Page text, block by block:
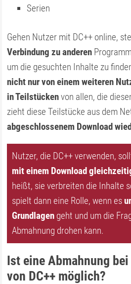
Serien
Gehen Nutzer mit DC++ online,
Verbindung zu anderen
um die gesuchten Inhalte zu
nicht nur von einem weiteren
in Teilstückenvon allen, die
zieht diese Teilstücke aus dem
abgeschlossenem Download
Nutzer, die DC++ verwenden,
mit einem Download
heißt, sie verbreiten die Inhalte
spielt dann eine Rolle, wenn es
Grundlagen geht und um die
Abmahnung drohen kann.
Ist eine Abmahnung
von DC++ möglich?